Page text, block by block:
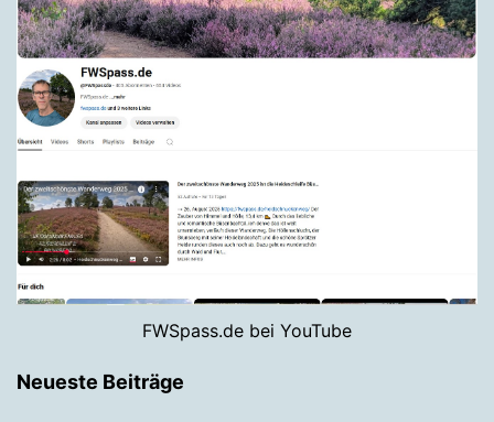
FWSpass.de bei YouTube
Neueste Beiträge